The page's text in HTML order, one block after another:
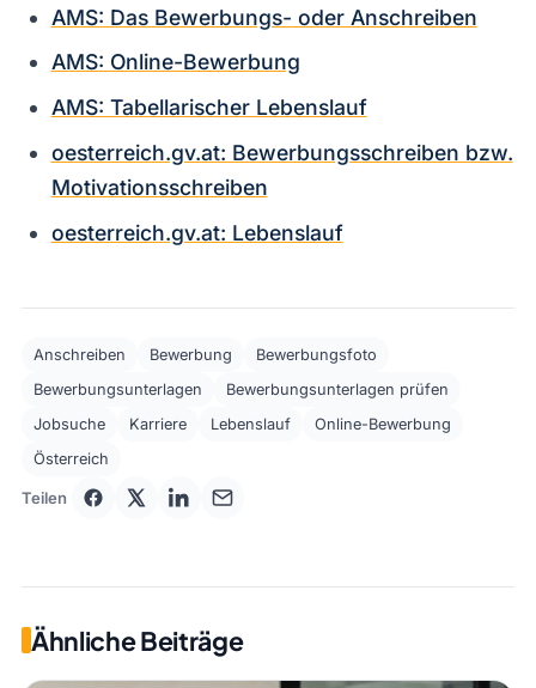
AMS: Das Bewerbungs- oder Anschreiben
AMS: Online-Bewerbung
AMS: Tabellarischer Lebenslauf
oesterreich.gv.at: Bewerbungsschreiben bzw.
Motivationsschreiben
oesterreich.gv.at: Lebenslauf
Anschreiben Bewerbung
Bewerbungsfoto
Bewerbungsunterlagen
Bewerbungsunterlagen prüfen
Jobsuche
Karriere Lebenslauf
Online-Bewerbung
Österreich
Teilen
Ähnliche Beiträge